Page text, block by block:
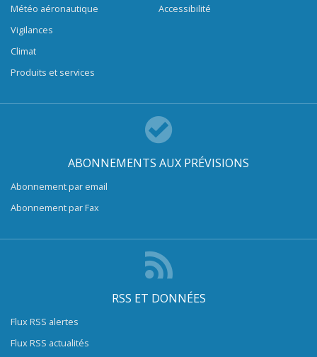
Météo aéronautique
Vigilances
Climat
Produits et services
Accessibilité
ABONNEMENTS AUX PRÉVISIONS
Abonnement par email
Abonnement par Fax
RSS ET DONNÉES
Flux RSS alertes
Flux RSS actualités